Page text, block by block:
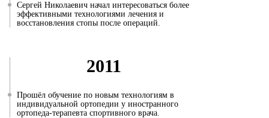
Сергей Николаевич начал интересоваться более
эффективными технологиями лечения и
восстановления стопы после операций.
2011
Прошёл обучение по новым технологиям в
индивидуальной ортопедии у иностранного
ортопеда-терапевта спортивного врача.